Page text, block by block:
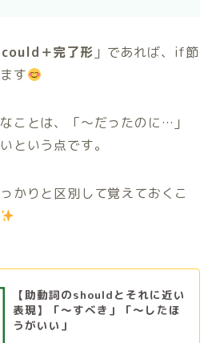
could＋完了形 」であれば、if節
す
ことは、「〜だったのに…」
という点です。
かりと区別して覚えておくこ
【助動詞のshouldとそれに近い
表現】「〜すべき」「〜したほ
うがいい」